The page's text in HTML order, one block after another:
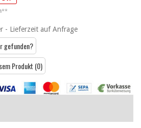
**
- Lieferzeit auf Anfrage
gefunden?
Produkt (0)